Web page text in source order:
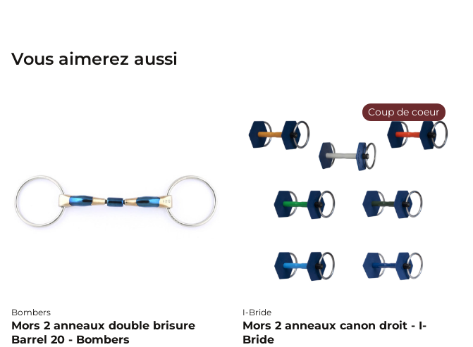
Vous aimerez aussi
Bombers
Mors 2 anneaux double brisure
Barrel 20 - Bombers
I-Bride
Mors 2 anneaux canon droit - I-
Bride
Coup de coeur